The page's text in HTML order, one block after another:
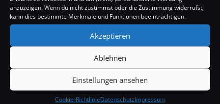
anzuzeigen. Wenn du nicht zustimmst oder die Zustimmung widerrufst,
kann dies bestimmte Merkmale und Funktionen beeinträchtigen.
Akzeptieren
Ablehnen
Einstellungen ansehen
Cookie-RichtlinieDatenschutzImpressum